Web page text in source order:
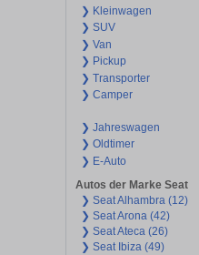
❯ Kleinwagen
❯ SUV
❯ Van
❯ Pickup
❯ Transporter
❯ Camper
❯ Jahreswagen
❯ Oldtimer
❯ E-Auto
Autos der Marke Seat
❯ Seat Alhambra (12)
❯ Seat Arona (42)
❯ Seat Ateca (26)
❯ Seat Ibiza (49)